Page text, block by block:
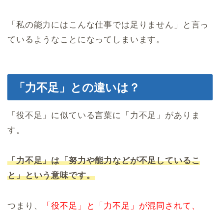
「私の能力にはこんな仕事では足りません」と言っ
ているようなことになってしまいます。
「力不足」との違いは？
「役不足」に似ている言葉に「力不足」がありま
す。
「力不足」は「努力や能力などが不足しているこ
と」という意味です。
つまり、
「役不足」と「力不足」が混同されて、